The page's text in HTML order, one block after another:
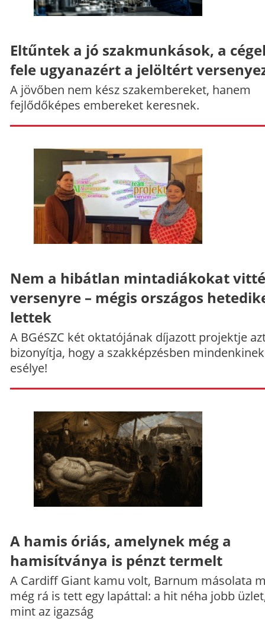
Eltűntek a jó szakmunkások, a
fele ugyanazért a jelöltért
A jövőben nem kész szakembereket, hanem
fejlődőképes embereket keresnek.
Nem a hibátlan mintadiákokat
versenyre – mégis országos
lettek
A BGéSZC két oktatójának díjazott projektje
bizonyítja, hogy a szakképzésben
esélye!
A hamis óriás, amelynek még a
hamisítványa is pénzt termelt
A Cardiff Giant kamu volt, Barnum másolata
még rá is tett egy lapáttal: a hit néha jobb
mint az igazság